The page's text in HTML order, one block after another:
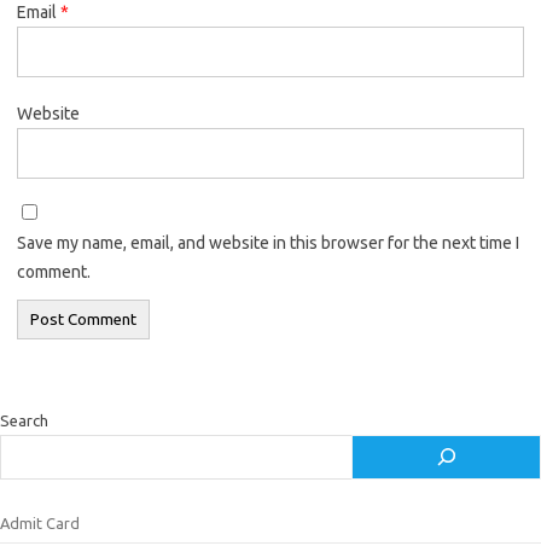
Email *
Website
Save my name, email, and website in this browser for the next time I
comment.
Search
Admit Card